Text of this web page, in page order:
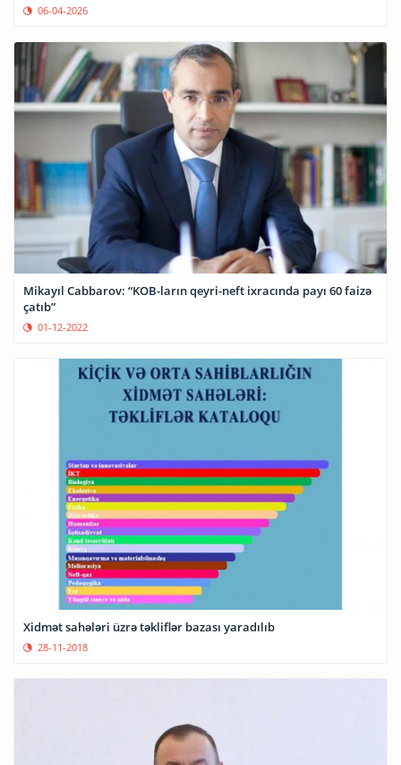
06-04-2026
Mikayıl Cabbarov: “KOB-ların qeyri-neft ixracında payı 60 faizə
çatıb”
01-12-2022
Xidmət sahələri üzrə təkliflər bazası yaradılıb
28-11-2018